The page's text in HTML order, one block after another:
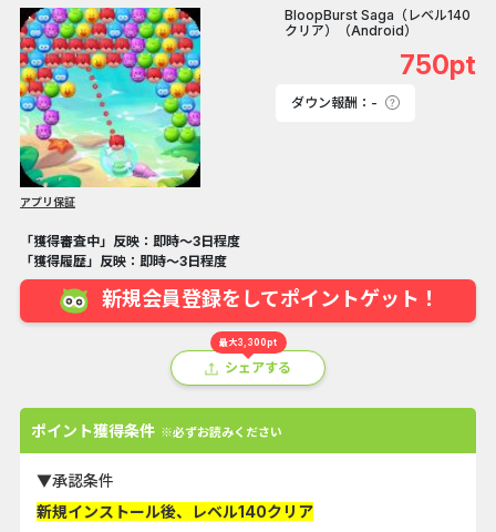
BloopBurst Saga（レベル140
クリア）（Android）
750pt
ダウン報酬：-
アプリ保証
「獲得審査中」反映：即時～3日程度
「獲得履歴」反映：即時～3日程度
新規会員登録をしてポイントゲット！
最大3,300pt
シェアする
ポイント獲得条件 ※必ずお読みください
▼承認条件
新規インストール後、レベル140クリア